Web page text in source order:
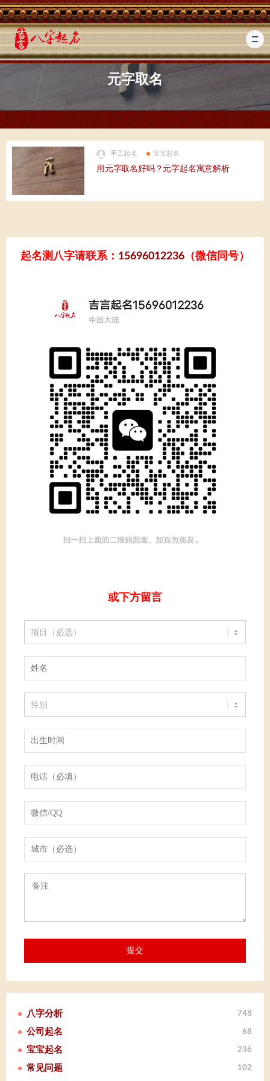
元字取名
手工起名 宝宝起名
用元字取名好吗？元字起名寓意解析
起名测八字请联系： 15696012236 （微信同号）
或下方留言
八字分析 748
公司起名 68
宝宝起名 236
常见问题 102